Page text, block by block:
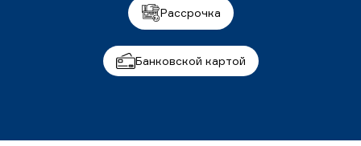
Рассрочка
Банковской картой